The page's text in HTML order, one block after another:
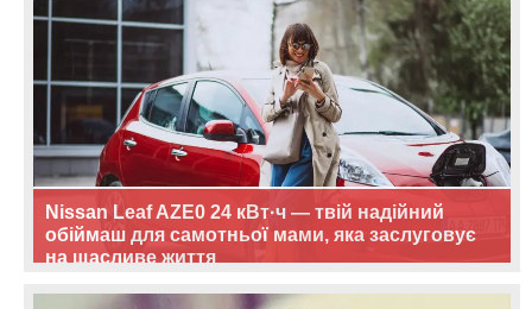
Nissan Leaf AZE0 24 кВт·ч — твій надійний
обіймаш для самотньої мами, яка заслуговує
на щасливе життя